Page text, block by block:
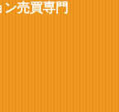
売買専門